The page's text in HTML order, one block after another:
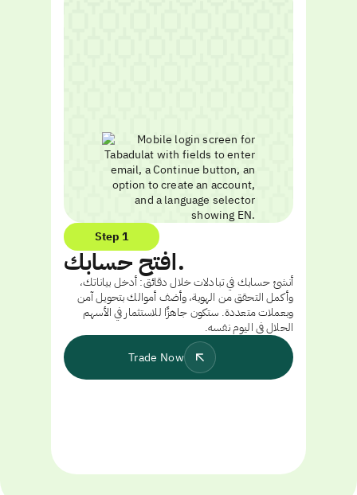
Step 1
افتح حسابك.
أنشئ حسابك في تبادلات خلال دقائق: أدخل بياناتك،
وأكمل التحقق من الهوية، وأضف أموالك بتحويل آمن
وبعملات متعددة. ستكون جاهزًا للاستثمار في الأسهم
الحلال في اليوم نفسه.
Trade Now